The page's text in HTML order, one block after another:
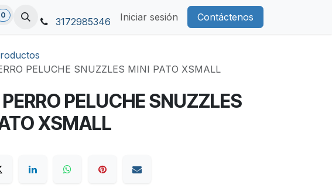
0
3172985346 Iniciar sesión Contáctenos
PELUCHE SNUZZLES MINI PATO XSMALL
PELUCHE SNUZZLES
XSMALL